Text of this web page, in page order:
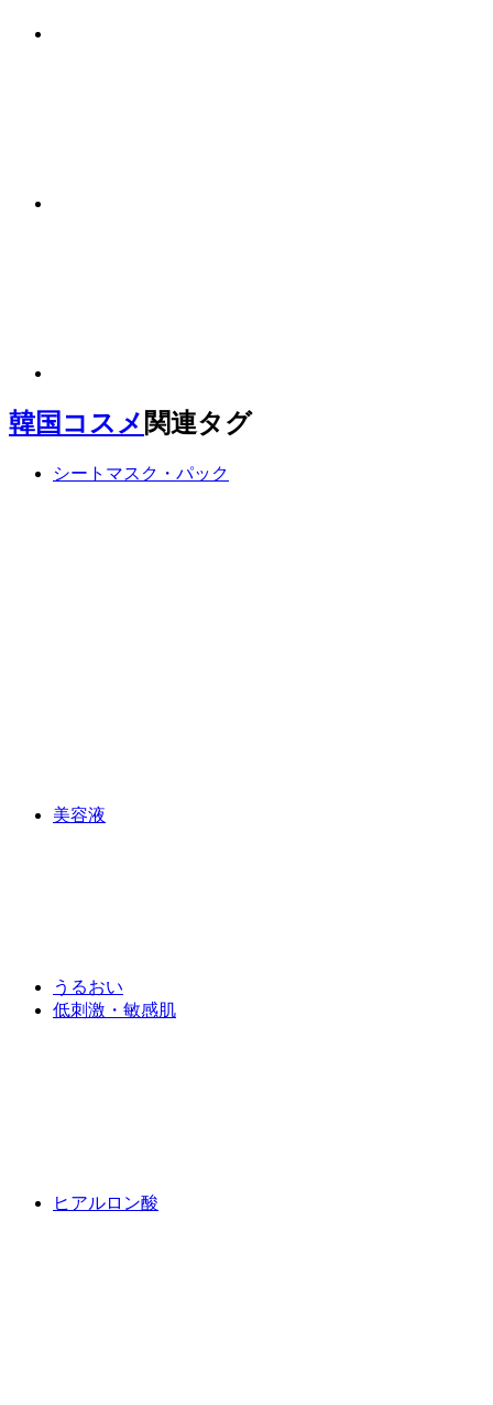
韓国コスメ 関連タグ
シートマスク・パック
美容液
うるおい
低刺激・敏感肌
ヒアルロン酸